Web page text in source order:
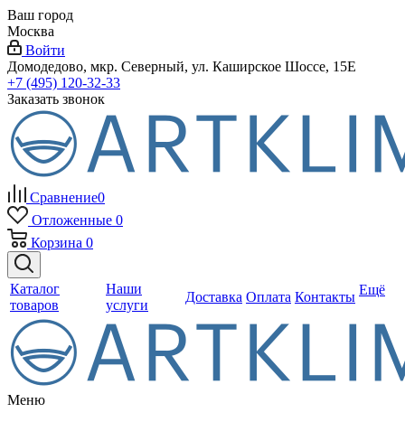
Ваш город
Москва
Войти
Домодедово, мкр. Северный, ул. Каширское Шоссе, 15Е
+7 (495) 120-32-33
Заказать звонок
Сравнение0
Отложенные 0
Корзина 0
Каталог
товаров
Наши
услуги
Доставка Оплата Контакты Ещё
Меню